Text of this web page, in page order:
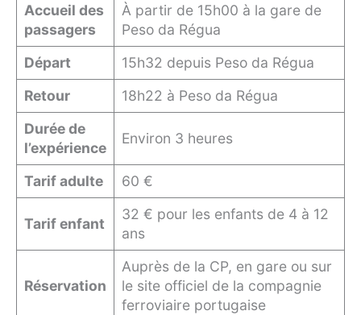
Accueil des
passagers
À partir de 15h00 à la gare de
Peso da Régua
Départ
15h32 depuis Peso da Régua
Retour
18h22 à Peso da Régua
Durée de
l’expérience
Environ 3 heures
Tarif adulte 60 €
Tarif enfant
32 € pour les enfants de 4 à 12
ans
Réservation
Auprès de la CP, en gare ou sur
le site officiel de la compagnie
ferroviaire portugaise